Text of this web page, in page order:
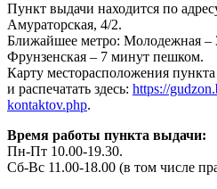
Пункт выдачи находится по
Амураторская, 4/2.
Ближайшее метро: Молодежная
Фрунзенская – 7 минут пешком.
Карту месторасположения
и распечатать здесь: https://
kontaktov.php.
Время работы пункта выдачи:
Пн-Пт 10.00-19.30.
Сб-Вс 11.00-18.00 (в том числе